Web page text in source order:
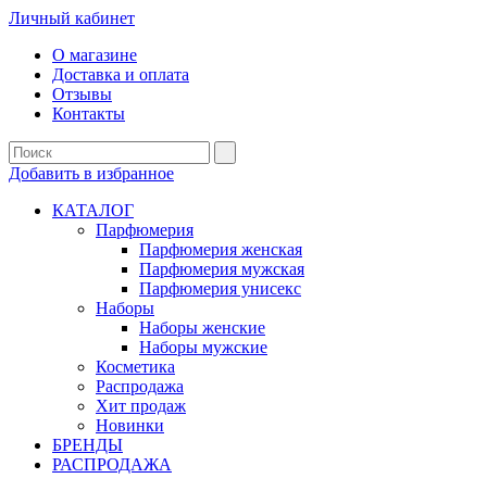
Личный кабинет
О магазине
Доставка и оплата
Отзывы
Контакты
Добавить в избранное
КАТАЛОГ
Парфюмерия
Парфюмерия женская
Парфюмерия мужская
Парфюмерия унисекс
Наборы
Наборы женские
Наборы мужские
Косметика
Распродажа
Хит продаж
Новинки
БРЕНДЫ
РАСПРОДАЖА